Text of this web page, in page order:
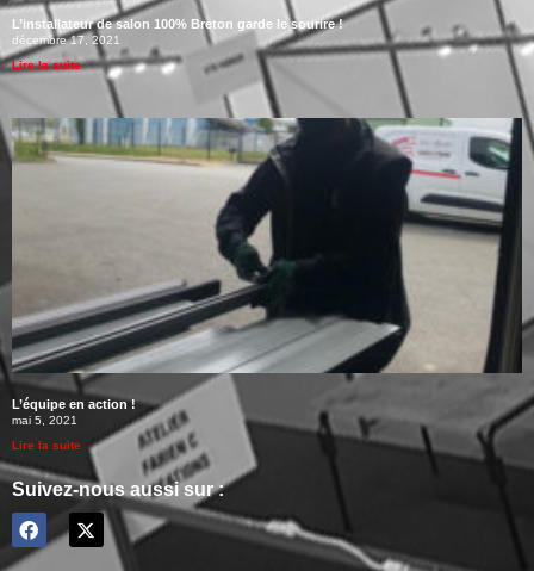
L’installateur de salon 100% Breton garde le sourire !
décembre 17, 2021
Lire la suite
L’équipe en action !
mai 5, 2021
Lire la suite
Suivez-nous aussi sur :